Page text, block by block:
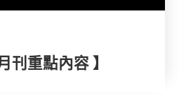
刊重點內容 】